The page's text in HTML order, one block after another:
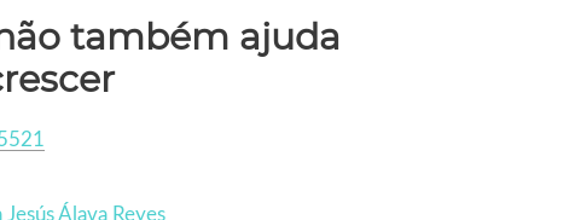
também ajuda
Jesús Álava Reyes